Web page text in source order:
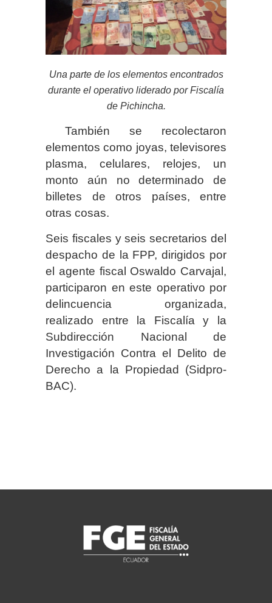
Una parte de los elementos encontrados
durante el operativo liderado por Fiscalía
de Pichincha.
También se recolectaron
elementos como joyas, televisores
plasma, celulares, relojes, un
monto aún no determinado de
billetes de otros países, entre
otras cosas.
Seis fiscales y seis secretarios del
despacho de la FPP, dirigidos por
el agente fiscal Oswaldo Carvajal,
participaron en este operativo por
delincuencia organizada,
realizado entre la Fiscalía y la
Subdirección Nacional de
Investigación Contra el Delito de
Derecho a la Propiedad (Sidpro-
BAC).